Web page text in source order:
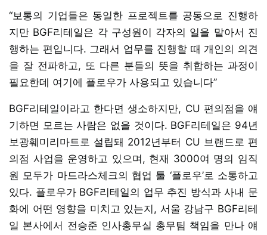
“보통의 기업들은 동일한 프로젝트를 공동으로 진행하
지만 BGF리테일은 각 구성원이 각자의 일을 맡아서 진
행하는 편입니다. 그래서 업무를 진행할 때 개인의 의견
을 잘 전파하고, 또 다른 분들의 뜻을 취합하는 과정이
필요한데 여기에 플로우가 사용되고 있습니다”
BGF리테일이라고 한다면 생소하지만, CU 편의점을 얘
기하면 모르는 사람은 없을 것이다. BGF리테일은 94년
보광훼미리마트로 설립돼 2012년부터 CU 브랜드로 편
의점 사업을 운영하고 있으며, 현재 3000여 명의 임직
원 모두가 마드라스체크의 협업 툴 ‘플로우’로 소통하고
있다. 플로우가 BGF리테일의 업무 추진 방식과 사내 문
화에 어떤 영향을 미치고 있는지, 서울 강남구 BGF리테
일 본사에서 전승준 인사총무실 총무팀 책임을 만나 얘